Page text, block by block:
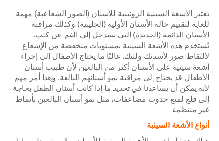
تعتبر الأشعة السينية الروتينية للأسنان (الصور الشعاعية) مهمة
للغاية لتقييم حالة الأسنان الأولية (الحليبية) وكذلك مراقبة
الأسنان الدائمة (الجديدة) التي ستدخل إلى الفم عن كثب.
تُستخدم هذه الأشعة السينية بمستويات منخفضة من الإشعاع
لالتقاط صور لأسنانك ولثتك. غالبًا ما يحتاج الأطفال إلى إجراء
أشعة سينية على الأسنان أكثر من البالغين لأن طبيب أسنان
الأطفال قد يحتاج إلى مراقبة نمو أسنانهم البالغة. وهذا أمر مهم
لأنه يمكن أن يساعدنا في تحديد ما إذا كانت أسنان الطفل بحاجة
إلى قلع لمنع حدوث مضاعفات، مثل نمو أسنان البالغين بأنماط
غير منتظمة
أنواع الأشعة السينية